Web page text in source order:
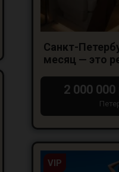
Санкт-
месяц — это
2 000 000
VIP